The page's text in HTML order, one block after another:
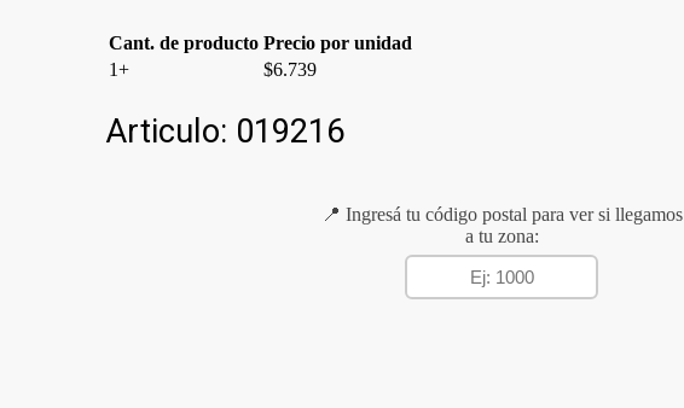
Cant. de producto Precio por unidad
1+
$6.739
Articulo: 019216
📍 Ingresá tu código postal para ver si llegamos
a tu zona: